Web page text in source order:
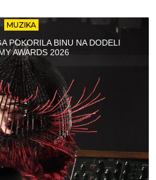
MUZIKA
POKORILA BINU NA DODELI
AWARDS 2026